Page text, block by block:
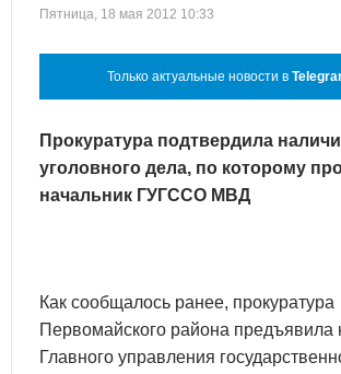
Пятница, 18 мая 2012 10:33
Только актуальные новости в
Прокуратура подтвердила
уголовного дела, по которому
начальник ГУГССО МВД
Как сообщалось ранее, прокуратура
Первомайского района предъявила
Главного управления